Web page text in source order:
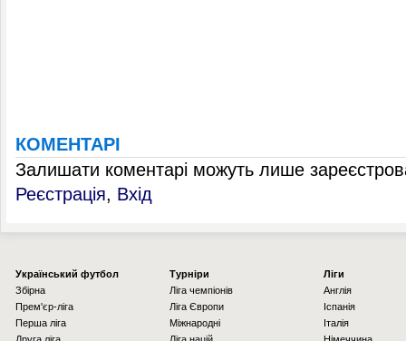
КОМЕНТАРІ
Залишати коментарі можуть лише
Реєстрація, Вхід
Українcький футбол
Збірна
Прем'єр-ліга
Перша ліга
Турніри
Ліга чемпіонів
Ліга Європи
Міжнародні
Ліги
Англія
Іспанія
Італія